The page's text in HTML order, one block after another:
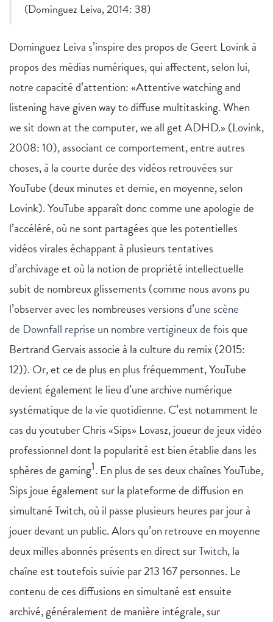
(Dominguez Leiva, 2014: 38)
Dominguez Leiva s’inspire des propos de Geert Lovink à
propos des médias numériques, qui affectent, selon lui,
notre capacité d’attention: «Attentive watching and
listening have given way to diffuse multitasking. When
we sit down at the computer, we all get ADHD.» (Lovink,
2008: 10), associant ce comportement, entre autres
choses, à la courte durée des vidéos retrouvées sur
YouTube (deux minutes et demie, en moyenne, selon
Lovink). YouTube apparaît donc comme une apologie de
l’accéléré, où ne sont partagées que les potentielles
vidéos virales échappant à plusieurs tentatives
d’archivage et où la notion de propriété intellectuelle
subit de nombreux glissements (comme nous avons pu
l’observer avec les nombreuses versions d’une scène
de Downfall reprise un nombre vertigineux de foisque
Bertrand Gervais associe à la culture du remix (2015:
12)). Or, et ce de plus en plus fréquemment, YouTube
devient également le lieu d’une archive numérique
systématique de la vie quotidienne. C’est notamment le
cas du youtuber Chris «Sips» Lovasz, joueur de jeux vidéo
professionnel dont la popularité est bien établie dans les
sphères de gaming1. En plus de ses deux chaînes YouTube,
Sips joue également sur la plateforme de diffusion en
simultané Twitch, où il passe plusieurs heures par jour à
jouer devant un public. Alors qu’on retrouve en moyenne
deux milles abonnés présents en direct surTwitch, la
chaîne est toutefois suivie par 213 167 personnes. Le
contenu de ces diffusions en simultané est ensuite
archivé, généralement de manière intégrale, sur